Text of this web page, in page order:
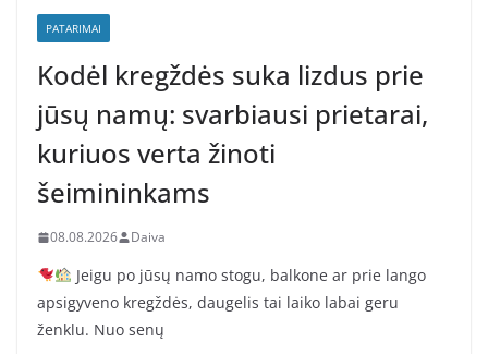
PATARIMAI
Kodėl kregždės suka lizdus prie
jūsų namų: svarbiausi prietarai,
kuriuos verta žinoti
šeimininkams
08.08.2026 Daiva
Jeigu po jūsų namo stogu, balkone ar prie lango
apsigyveno kregždės, daugelis tai laiko labai geru
ženklu. Nuo senų